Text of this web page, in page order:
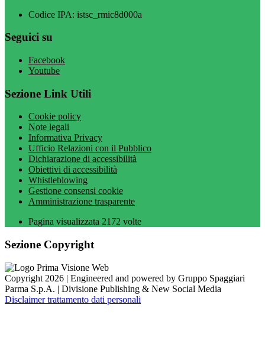
Codice IPA: istsc_rmic8d000a
Seguici su
Facebook
Youtube
Sezione Link Utili
Cookie policy
Note legali
Informativa Privacy
Ufficio Relazioni con il Pubblico
Dichiarazione di accessibilità
Obiettivi di accessibilità
Whistleblowing
Gestione consensi cookie
Amministrazione trasparente
Pagina visualizzata 2172 volte
Sezione Copyright
Copyright 2026 | Engineered and powered by Gruppo Spaggiari
Parma S.p.A. | Divisione Publishing & New Social Media
Disclaimer trattamento dati personali